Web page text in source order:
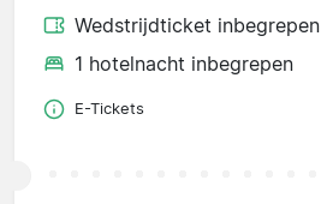
Wedstrijdticket inbegrepen
1 hotelnacht inbegrepen
E-Tickets